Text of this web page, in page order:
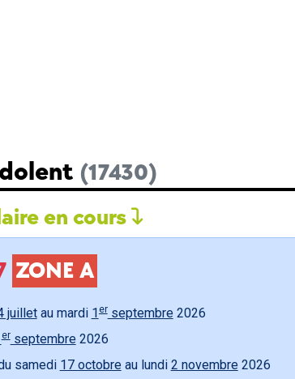
(17430)
en cours
ZONE A
juilletau mardi 1 erseptembre 2026
erseptembre 2026
samedi 17 octobre au lundi 2 novembre 2026